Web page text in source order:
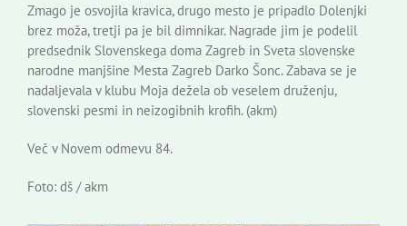
Zmago je osvojila kravica, drugo mesto je pripadlo Dolenjki
brez moža, tretji pa je bil dimnikar. Nagrade jim je podelil
predsednik Slovenskega doma Zagreb in Sveta slovenske
narodne manjšine Mesta Zagreb Darko Šonc. Zabava se je
nadaljevala v klubu Moja dežela ob veselem druženju,
slovenski pesmi in neizogibnih krofih. (akm)
Več v Novem odmevu 84.
Foto: dš / akm